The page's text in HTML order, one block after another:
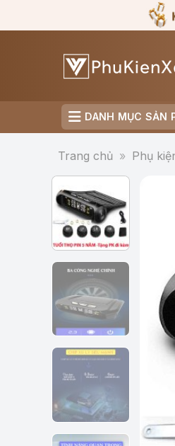
qua
DANH MỤC SẢN
Trang chủ » Phụ